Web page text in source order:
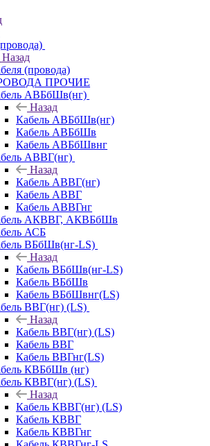
Назад
(провода)
ПРОЧИЕ
АВБбШв(нг)
Назад
Кабель АВБбШв(нг)
Кабель АВБбШв
Кабель АВБбШвнг
АВВГ(нг)
Назад
Кабель АВВГ(нг)
Кабель АВВГ
Кабель АВВГнг
АКВВГ, АКВБбШв
АСБ
ВБбШв(нг-LS)
Назад
Кабель ВБбШв(нг-LS)
Кабель ВБбШв
Кабель ВБбШвнг(LS)
ВВГ(нг) (LS)
Назад
Кабель ВВГ(нг) (LS)
Кабель ВВГ
Кабель ВВГнг(LS)
КВБбШв (нг)
КВВГ(нг) (LS)
Назад
Кабель КВВГ(нг) (LS)
Кабель КВВГ
Кабель КВВГнг